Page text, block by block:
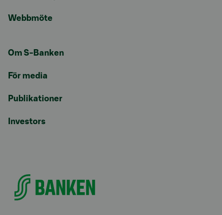
Webbmöte
Om S-Banken
För media
Publikationer
Investors